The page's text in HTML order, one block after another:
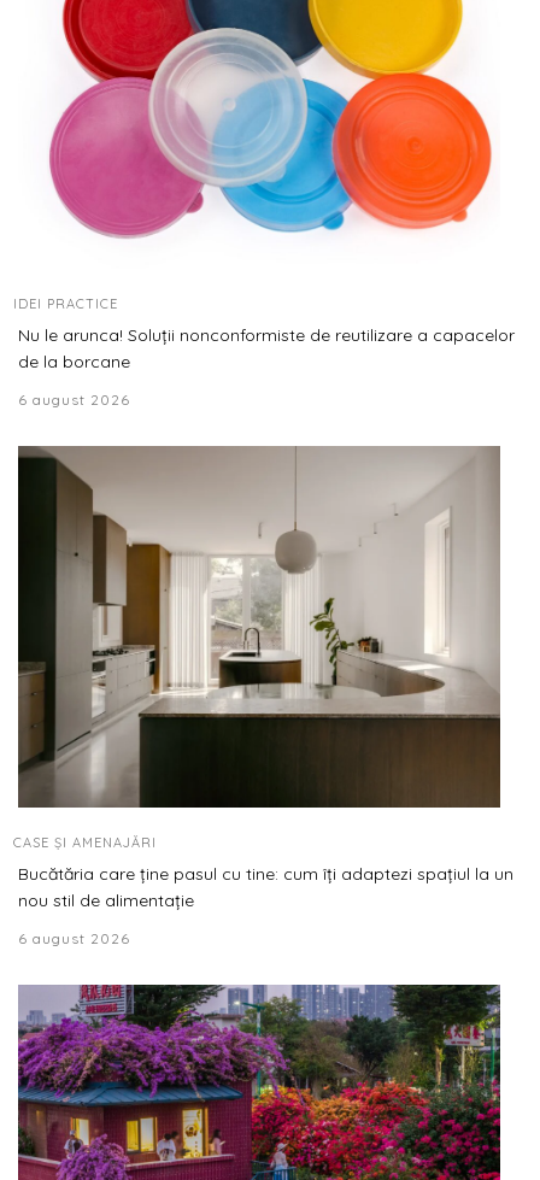
IDEI PRACTICE
Nu le arunca! Soluții nonconformiste de reutilizare a capacelor
de la borcane
6 august 2026
CASE ȘI AMENAJĂRI
Bucătăria care ține pasul cu tine: cum îți adaptezi spațiul la un
nou stil de alimentație
6 august 2026